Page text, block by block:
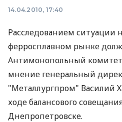
14.04.2010, 17:40
Расследованием ситуации
ферросплавном рынке
Антимонопольный
мнение генеральный
"Металлургпром" Василий
ходе балансового
Днепропетровске.